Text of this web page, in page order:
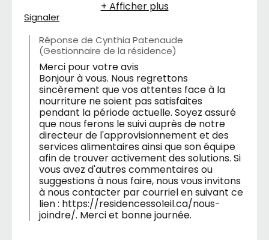
Malheureusement la nourriture est très mal
apprêtée, ma mère a été incapable de
manger et celà à plusieurs re prises. Les
legumes pas assez cuits . C'est vraiment
déplorable.
Signaler
Réponse de Cynthia Patenaude
(Gestionnaire de la résidence)
Merci pour votre avis
Bonjour à vous. Nous regrettons
sincèrement que vos attentes face à la
nourriture ne soient pas satisfaites
pendant la période actuelle. Soyez assuré
que nous ferons le suivi auprès de notre
directeur de l'approvisionnement et des
services alimentaires ainsi que son équipe
afin de trouver activement des solutions. Si
vous avez d'autres commentaires ou
suggestions à nous faire, nous vous invitons
à nous contacter par courriel en suivant ce
lien : https://residencessoleil.ca/nous-
joindre/. Merci et bonne journée.